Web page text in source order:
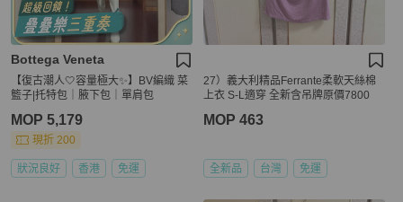
Bottega Veneta
【復古潮人🤍容量極大✨】BV編織 菜
籃子|托特包｜腋下包｜單肩包
MOP 5,179
現折 200
狀況良好 香港 免運
27）義大利精品Ferrante柔軟天絲棉
上衣 S-L適穿 全新含吊牌原價7800
MOP 463
全新品 台灣 免運